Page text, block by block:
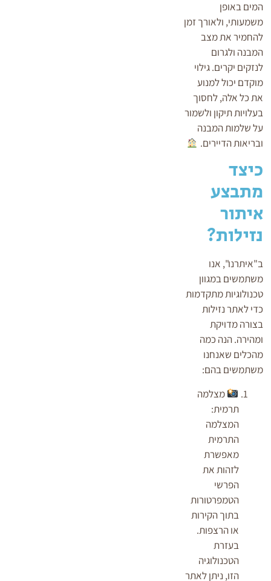
המים באופן
משמעותי, ולאורך זמן
להחמיר את מצב
המבנה ולגרום
לנזקים יקרים. גילוי
מוקדם יכול למנוע
את כל אלה, לחסוך
בעלויות תיקון ולשמור
על שלמות המבנה
ובריאות הדיירים.
כיצד
מתבצע
איתור
נזילות?
ב"איתרנו", אנו
משתמשים במגוון
טכנולוגיות מתקדמות
כדי לאתר נזילות
בצורה מדויקת
ומהירה. הנה כמה
מהכלים שאנחנו
משתמשים בהם:
מצלמה
תרמית:
המצלמה
התרמית
מאפשרת
לזהות את
הפרשי
הטמפרטורות
בתוך הקירות
או הרצפות.
בעזרת
הטכנולוגיה
הזו, ניתן לאתר